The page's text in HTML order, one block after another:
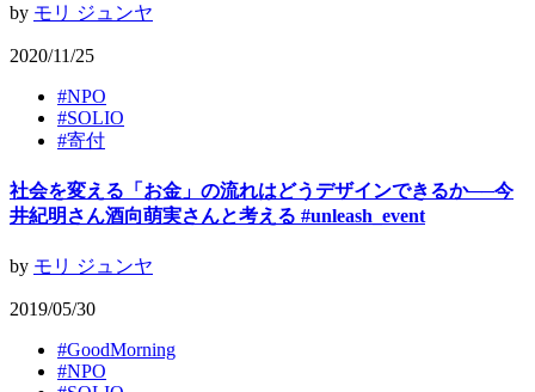
by モリ ジュンヤ
2020/11/25
#NPO
#SOLIO
#寄付
社会を変える「お金」の流れはどうデザインできるか──今
井紀明さん酒向萌実さんと考える #unleash_event
by モリ ジュンヤ
2019/05/30
#GoodMorning
#NPO